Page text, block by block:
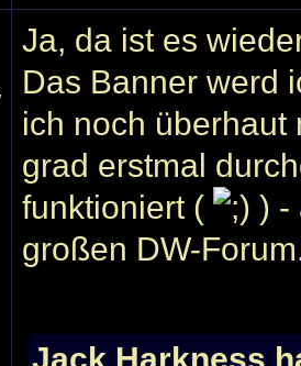
Ja, da ist es
Das Banner werd
ich noch überhaut
grad erstmal
funktioniert (
) -
großen DW-